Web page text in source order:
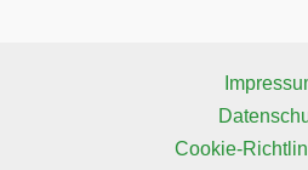
Cookie-